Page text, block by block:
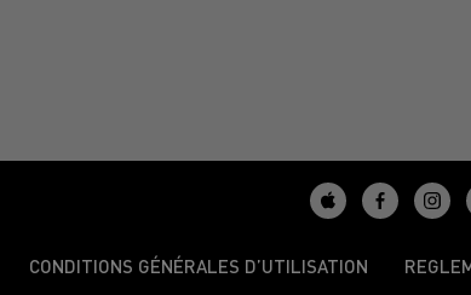
CONDITIONS GÉNÉRALES D’UTILISATION